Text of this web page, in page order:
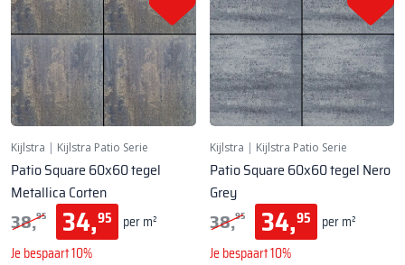
Kijlstra | Kijlstra Patio Serie
Patio Square 60x60 tegel
Metallica Corten
38,95 34,95
per m²
Je bespaart 10%
Kijlstra | Kijlstra Patio Serie
Patio Square 60x60 tegel Nero
Grey
38,95 34,95
per m²
Je bespaart 10%